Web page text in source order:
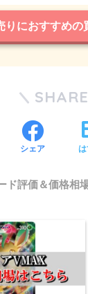
りにおすすめの
SHARE
シェア
ド評価＆価格相